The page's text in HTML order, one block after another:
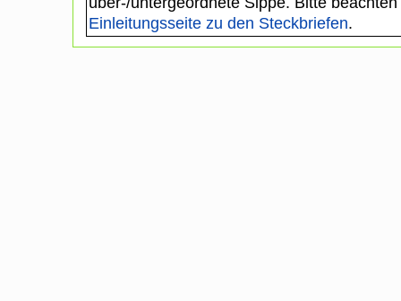
Einleitungsseite zu den Steckbriefen.